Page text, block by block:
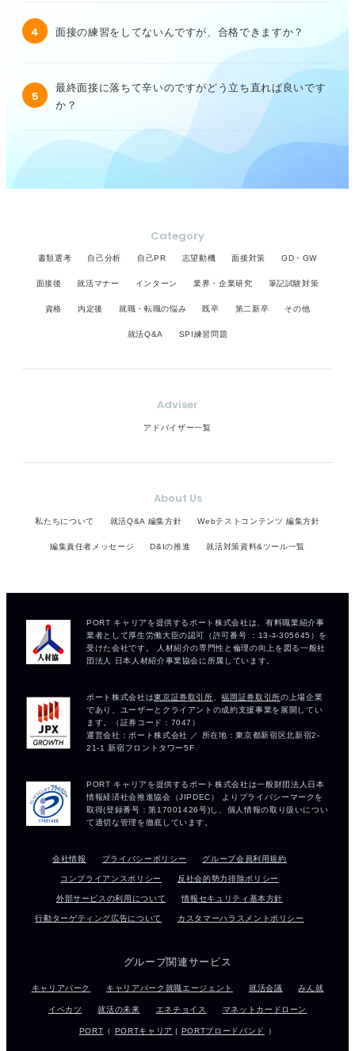
4 面接の練習をしてないんですが、合格できますか？
5
最終面接に落ちて辛いのですがどう立ち直れば良いです
か？
Category
書類選考 自己分析 自己PR 志望動機 面接対策 GD・GW
面接後 就活マナー インターン 業界・企業研究 筆記試験対策
資格 内定後 就職・転職の悩み 既卒 第二新卒 その他
就活Q&A SPI練習問題
Adviser
アドバイザー一覧
About Us
私たちについて 就活Q&A 編集方針 Webテストコンテンツ 編集方針
編集責任者メッセージ D&Iの推進 就活対策資料&ツール一覧
会社情報 プライバシーポリシー グループ会員利用規約
コンプライアンスポリシー 反社会的勢力排除ポリシー
外部サービスの利用について 情報セキュリティ基本方針
行動ターゲティング広告について カスタマーハラスメントポリシー